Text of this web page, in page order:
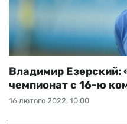
16 лютого 2022, 10:00
Владимир Езерский:
чемпионат с 16-ю